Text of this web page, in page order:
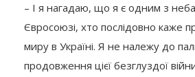
– І я нагадаю, що я є одним з
Євросоюзі, хто послідовно каже
миру в Україні. Я не належу до
продовження цієї безглуздої